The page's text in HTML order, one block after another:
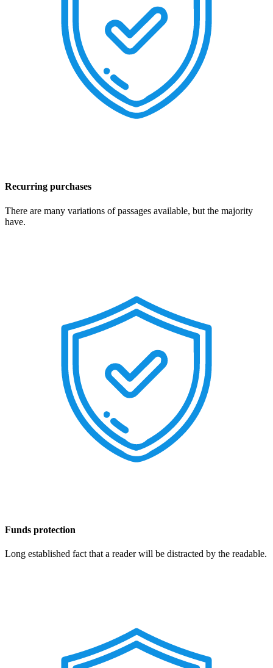
Recurring purchases
There are many variations of passages available, but the majority
have.
Funds protection
Long established fact that a reader will be distracted by the readable.